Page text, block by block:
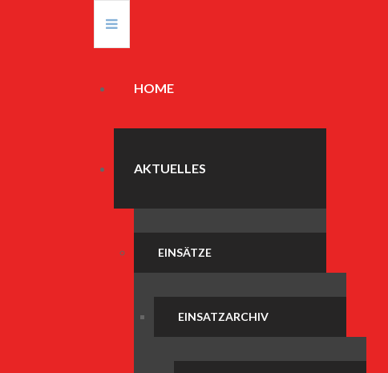
HOME
AKTUELLES
EINSÄTZE
EINSATZARCHIV